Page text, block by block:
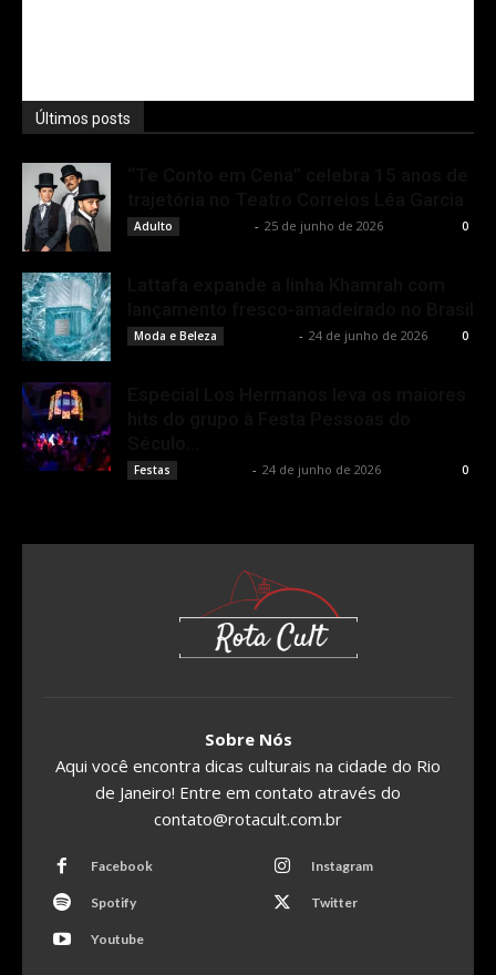
Últimos posts
Adulto - 25 de junho de 2026 0
Moda e Beleza - 24 de junho de 2026 0
Festas - 24 de junho de 2026 0
Sobre Nós
Aqui você encontra dicas culturais na cidade do Rio
de Janeiro! Entre em contato através do
contato@rotacult.com.br
Facebook Instagram
Spotify Twitter
Youtube